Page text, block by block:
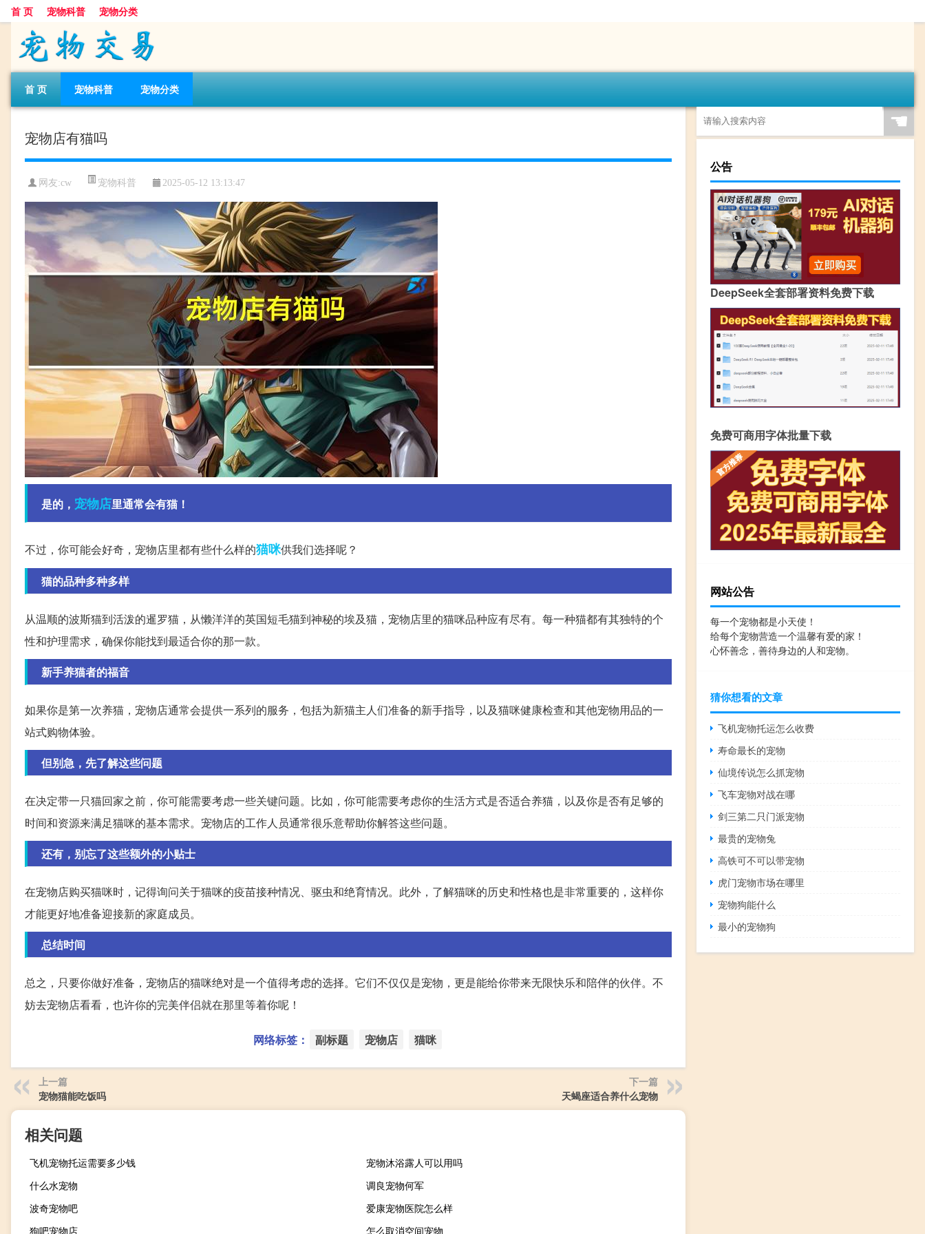
首 页 宠物科普 宠物分类
首 页 宠物科普 宠物分类
宠物店有猫吗
网友:cw 宠物科普 2025-05-12 13:13:47
是的， 宠物店里通常会有猫！
不过，你可能会好奇，宠物店里都有些什么样的猫咪供我们选择呢？
猫的品种多种多样
从温顺的波斯猫到活泼的暹罗猫，从懒洋洋的英国短毛猫到神秘的埃及猫，宠物店里的猫咪品种应有尽有。每一种猫都有其独特的个
性和护理需求，确保你能找到最适合你的那一款。
新手养猫者的福音
如果你是第一次养猫，宠物店通常会提供一系列的服务，包括为新猫主人们准备的新手指导，以及猫咪健康检查和其他宠物用品的一
站式购物体验。
但别急，先了解这些问题
在决定带一只猫回家之前，你可能需要考虑一些关键问题。比如，你可能需要考虑你的生活方式是否适合养猫，以及你是否有足够的
时间和资源来满足猫咪的基本需求。宠物店的工作人员通常很乐意帮助你解答这些问题。
还有，别忘了这些额外的小贴士
在宠物店购买猫咪时，记得询问关于猫咪的疫苗接种情况、驱虫和绝育情况。此外，了解猫咪的历史和性格也是非常重要的，这样你
才能更好地准备迎接新的家庭成员。
总结时间
总之，只要你做好准备，宠物店的猫咪绝对是一个值得考虑的选择。它们不仅仅是宠物，更是能给你带来无限快乐和陪伴的伙伴。不
妨去宠物店看看，也许你的完美伴侣就在那里等着你呢！
网络标签： 副标题 宠物店 猫咪
上一篇
宠物猫能吃饭吗
下一篇
天蝎座适合养什么宠物
相关问题
飞机宠物托运需要多少钱
宠物沐浴露人可以用吗
什么水宠物
调良宠物何军
波奇宠物吧
爱康宠物医院怎么样
狗吧宠物店
怎么取消空间宠物
☚
公告
DeepSeek全套部署资料免费下载
免费可商用字体批量下载
网站公告
每一个宠物都是小天使！
给每个宠物营造一个温馨有爱的家！
心怀善念，善待身边的人和宠物。
猜你想看的文章
飞机宠物托运怎么收费
寿命最长的宠物
仙境传说怎么抓宠物
飞车宠物对战在哪
剑三第二只门派宠物
最贵的宠物兔
高铁可不可以带宠物
虎门宠物市场在哪里
宠物狗能什么
最小的宠物狗